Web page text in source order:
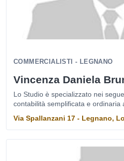
COMMERCIALISTI - LEGNANO
Vincenza Daniela
Lo Studio è specializzato nei
contabilità semplificata e ordinaria
Via Spallanzani 17 - Legnano,